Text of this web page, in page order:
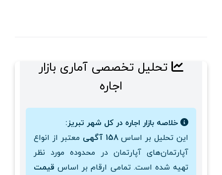
تحلیل تخصصی آماری بازار
اجاره
خلاصه بازار اجاره در کل شهر تبریز:
این تحلیل بر اساس158 آگهی
معتبر از انواع
آپارتمان‌های آپارتمان در محدوده مورد نظر
تهیه شده است. تمامی ارقام بر اساس قیمت